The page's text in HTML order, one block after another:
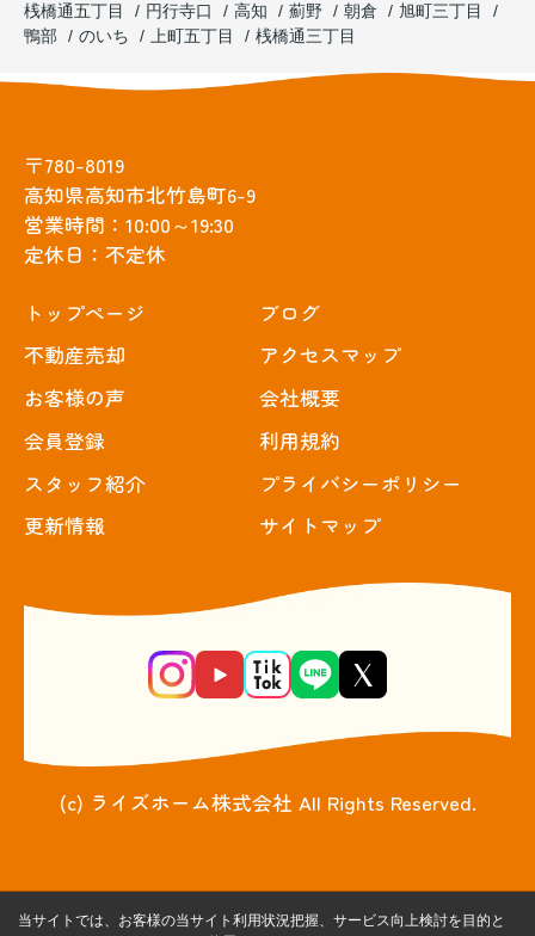
桟橋通五丁目
円行寺口 高知 薊野 朝倉
旭町三丁目
鴨部
のいち 上町五丁目 桟橋通三丁目
〒780-8019
高知県高知市北竹島町6-9
営業時間：10:00～19:30
定休日：不定休
トップぺージ
不動産売却
お客様の声
会員登録
スタッフ紹介
更新情報
ブログ
アクセスマップ
会社概要
利用規約
プライバシーポリシー
サイトマップ
(c) ライズホーム株式会社 All Rights Reserved.
当サイトでは、お客様の当サイト利用状況把握、サービス向上検討を目的と